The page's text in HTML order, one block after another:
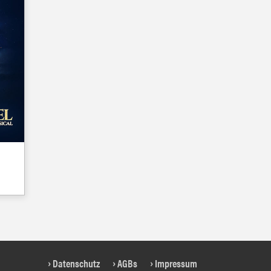
Datenschutz AGBs Impressum